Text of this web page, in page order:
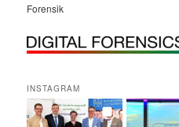
Forensik
INSTAGRAM